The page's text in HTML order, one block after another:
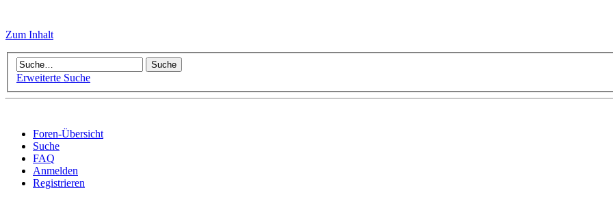
Zum Inhalt
Erweiterte Suche
Foren-Übersicht
Suche
FAQ
Anmelden
Registrieren